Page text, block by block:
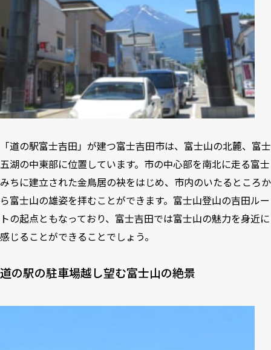
「道の駅富士吉田」が建つ富士吉田市は、富士山の北麓、富士
五湖の中東部に位置しています。市の中心部を南北に走る富士
みちに建立された金鳥居の袂をはじめ、市内のいたるところか
ら富士山の雄姿を拝むことができます。富士山登山の吉田ルー
トの起点ともなっており、富士吉田では富士山の魅力を身近に
感じることができることでしょう。
道の駅の駐車場越し望む富士山の絶景